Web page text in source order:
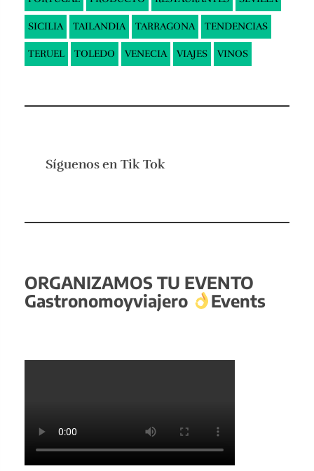
SICILIA TAILANDIA TARRAGONA TENDENCIAS
TERUEL TOLEDO VENECIA VIAJES VINOS
Síguenos en Tik Tok
ORGANIZAMOS TU EVENTO
Gastronomoyviajero
Events